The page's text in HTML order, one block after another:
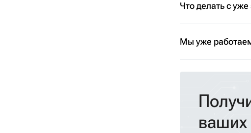
Что делать с
Мы уже
ваших